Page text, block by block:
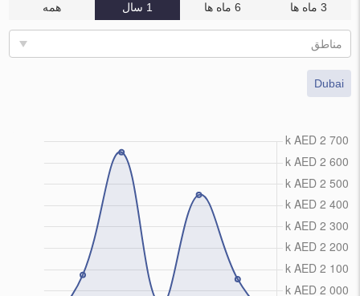
3 ماه ها 6 ماه ها 1 سال همه
مناطق
Dubai